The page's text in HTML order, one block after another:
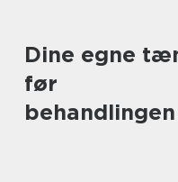
Dine egne
før
behandlingen